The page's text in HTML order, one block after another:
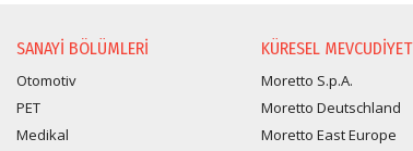
SANAYI BÖLÜMLERI
Otomotiv
PET
Medikal
KÜRESEL MEVCUDIYET
Moretto S.p.A.
Moretto Deutschland
Moretto East Europe